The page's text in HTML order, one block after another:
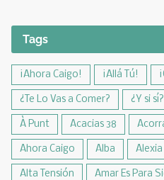
Tags
¡Ahora Caigo! ¡Allá Tú!
¿Te Lo Vas a Comer? ¿Y si sí?
À Punt Acacias 38
Ahora Caigo Alba Alexia
Alta Tensión Amar Es Para